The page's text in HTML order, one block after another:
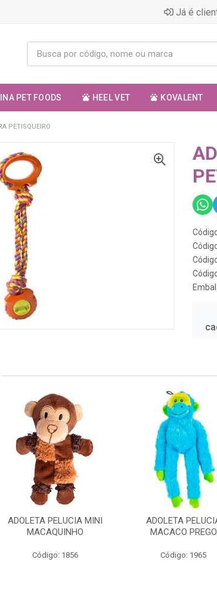
Já é
PET FOODS HEEL VET KOVALENT
PETISQUEIRO
ADOLETA PELUCIA MINI
MACAQUINHO
Código: 1856
ADOLETA
MACACO PREGO
Código: 1965